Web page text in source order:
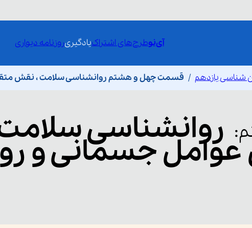
آی‌نوطرح‌های اشتراکیادگیریروزنامه دیواری
شناسی یازدهم قسمت چهل و هشتم روانشناسی سلامت ، نقش
: روانشناسی
جسمانی و